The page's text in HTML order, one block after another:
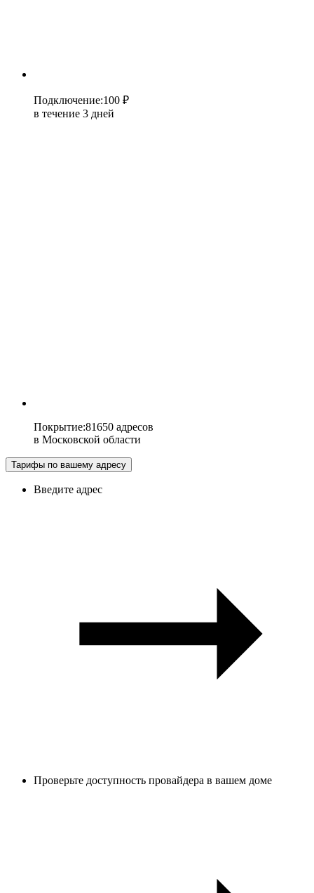
Подключение:100 ₽
в течение 3 дней
Покрытие:81650 адресов
в Московской области
Тарифы по вашему адресу
Введите адрес
Проверьте доступность провайдера в вашем доме